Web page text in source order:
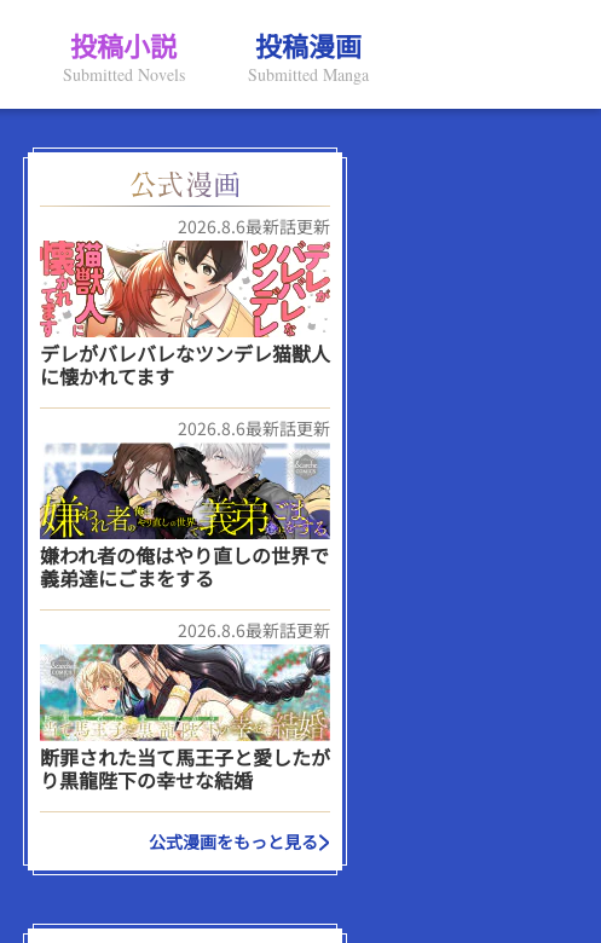
投稿小説
Submitted Novels
投稿漫画
Submitted Manga
2026.8.6最新話更新
デレがバレバレなツンデレ猫獣人
に懐かれてます
2026.8.6最新話更新
嫌われ者の俺はやり直しの世界で
義弟達にごまをする
2026.8.6最新話更新
断罪された当て馬王子と愛したが
り黒龍陛下の幸せな結婚
公式漫画をもっと見る